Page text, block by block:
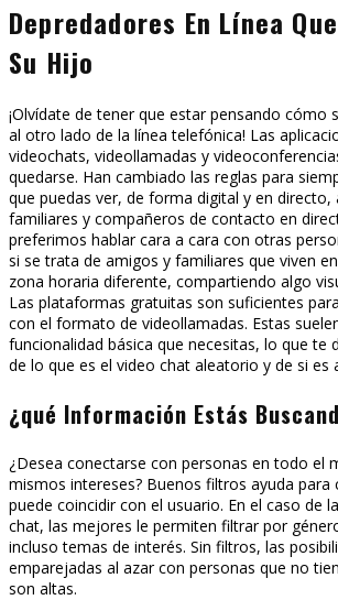
Depredadores En Línea
Su Hijo
¡Olvídate de tener que estar pensando cómo
al otro lado de la línea telefónica! Las
videochats, videollamadas y
quedarse. Han cambiado las reglas para
que puedas ver, de forma digital y en directo,
familiares y compañeros de contacto en
preferimos hablar cara a cara con otras
si se trata de amigos y familiares que viven
zona horaria diferente, compartiendo algo
Las plataformas gratuitas son suficientes
con el formato de videollamadas. Estas
funcionalidad básica que necesitas, lo que te
de lo que es el video chat aleatorio y de si es
¿qué Información Estás
¿Desea conectarse con personas en todo el
mismos intereses? Buenos filtros ayuda para
puede coincidir con el usuario. En el caso de
chat, las mejores le permiten filtrar por
incluso temas de interés. Sin filtros, las
emparejadas al azar con personas que no
son altas.